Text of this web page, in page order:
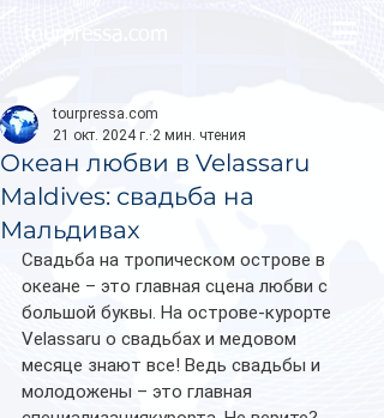
Океан любви в Velassaru
Maldives: свадьба на
Мальдивах
tourpressa.com
21 окт. 2024 г. 2 мин. чтения
Свадьба на тропическом острове в
океане – это главная сцена любви с
большой буквы. На острове-курорте
Velassaru о свадьбах и медовом
месяце знают все! Ведь свадьбы и
молодожены – это главная